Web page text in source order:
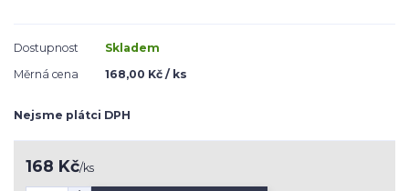
Dostupnost
Skladem
Měrná cena
168,00 Kč / ks
Nejsme plátci DPH
168 Kč/ks